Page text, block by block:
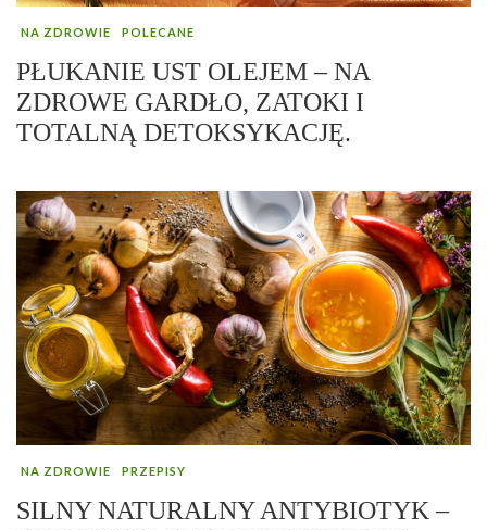
NA ZDROWIE POLECANE
PŁUKANIE UST OLEJEM – NA
ZDROWE GARDŁO, ZATOKI I
TOTALNĄ DETOKSYKACJĘ.
NA ZDROWIE PRZEPISY
SILNY NATURALNY ANTYBIOTYK –